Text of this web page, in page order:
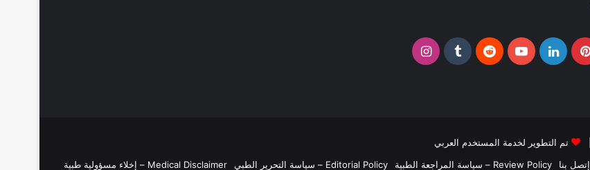
بينتيريستلينكدإنيوتيوب ‏Tumblr انستقرام
تم التطوير لخدمة المستخدم العربي
إتصل بنا Review Policy – سياسة المراجعة الطبية Editorial Policy – سياسة التحرير الطبي Medical Disclaimer – إخلاء مسؤولية طبية